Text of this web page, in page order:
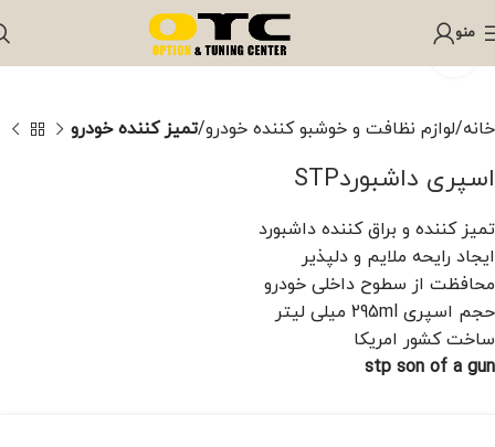
منو
برای بزرگنمایی کلیک کنید
خانه لوازم نظافت و خوشبو کننده خودرو تمیز کننده خودرو
اسپری داشبوردSTP
تمیز کننده و براق کننده داشبورد
ایجاد رایحه ملایم و دلپذیر
محافظت از سطوح داخلی خودرو
حجم اسپری 295ml میلی لیتر
ساخت کشور امریکا
stp son of a gun